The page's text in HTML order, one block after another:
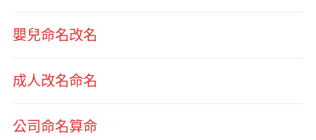
嬰兒命名改名
成人改名命名
公司命名算命